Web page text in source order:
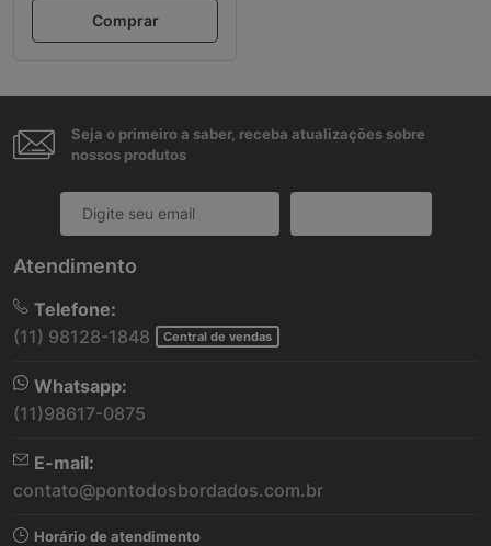
Comprar
Seja o primeiro a saber, receba atualizações sobre
nossos produtos
Atendimento
Telefone:
(11) 98128-1848
Central de vendas
Whatsapp:
(11)98617-0875
E-mail:
contato@pontodosbordados.com.br
Horário de atendimento